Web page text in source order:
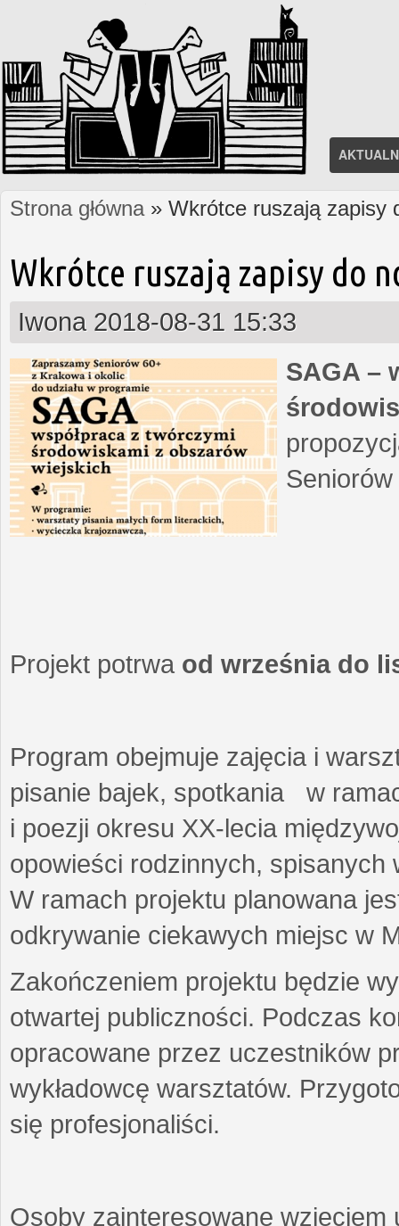
Jesteś tutaj
Strona główna» Wkrótce ruszają zapisy
Wkrótce ruszają zapisy do
Iwona 2018-08-31 15:33
SAGA –
Projekt potrwa od września do
Program obejmuje zajęcia i
pisanie bajek, spotkania w
i poezji okresu XX-lecia
opowieści rodzinnych,
W ramach projektu planowana
odkrywanie ciekawych miejsc w
Zakończeniem projektu będzie
otwartej publiczności. Podczas
opracowane przez uczestników
wykładowcę warsztatów.
się profesjonaliści.
Osoby zainteresowane wzięciem